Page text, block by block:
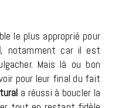
le plus approprié pour
, notamment car il est
Mais là ou bon
pour leur final du fait
a réussi à boucler la